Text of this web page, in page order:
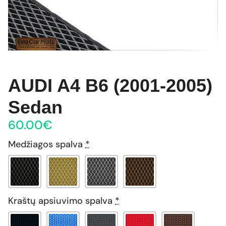
AUDI A4 B6 (2001-2005)
Sedan
60.00€
Medžiagos spalva *
Kraštų apsiuvimo spalva *